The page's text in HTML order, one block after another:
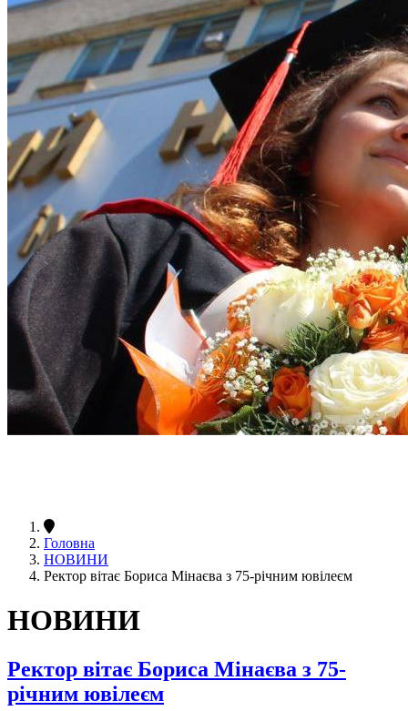
Головна
НОВИНИ
Ректор вітає Бориса Мінаєва з 75-річним ювілеєм
НОВИНИ
Ректор вітає Бориса Мінаєва з 75-
річним ювілеєм